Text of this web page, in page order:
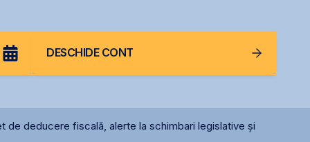
DESCHIDE CONT
deducere fiscală, alerte la schimbari legislative și